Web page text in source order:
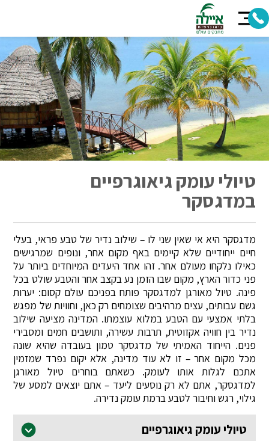
טיולי עומק גיאוגרפיים
במדגסקר
מדגסקר היא אי שאין שני לו – שילוב נדיר של טבע פראי, בעלי
חיים ייחודיים שלא קיימים באף מקום אחר, ונופים שמרגישים
כאילו נלקחו מעולם אחר. זהו אחד היעדים המיוחדים ביותר על
פני כדור הארץ, מקום שבו הזמן נע בקצב אחר והטבע שולט בכל
פינה. טיול מאורגן למדגסקר פותח בפניכם עולם קסום: יערות
גשם עבותים, עצים מרהיבים שצומחים רק כאן, וחוויות של מפגש
בלתי אמצעי עם הטבע במלוא עוצמתו. המדינה מציעה שילוב
נדיר בין חוויה אקזוטית, תרבות עשירה, ותושבים חמים ומסבירי
פנים. הייחוד האמיתי של מדגסקר טמון בעובדה שהיא שונה
מכל מקום אחר – זו לא עוד מדינה, אלא יקום נפרד שמזמין
אתכם לגלות אותו לעומק. כשאתם בוחרים טיול מאורגן
למדגסקר, אתם לא רק נוסעים ליעד – אתם יוצאים למסע של
גילוי, רגש וחיבור לטבע ברמת עומק נדירה.
טיולי עומק גיאוגרפיים